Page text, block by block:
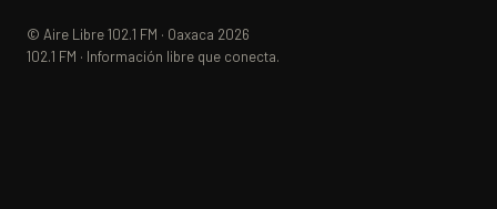
© Aire Libre 102.1 FM · Oaxaca 2026
102.1 FM · Información libre que conecta.